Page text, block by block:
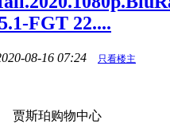
FGT 22....
08-16 07:24 只看楼主
斯珀购物中心